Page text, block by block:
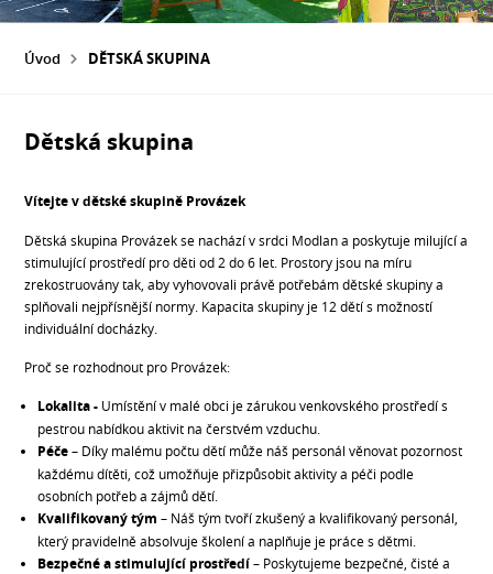
Úvod DĚTSKÁ SKUPINA
Dětská skupina
Vítejte v dětské skupině Provázek
Dětská skupina Provázek se nachází v srdci Modlan a poskytuje milující a
stimulující prostředí pro děti od 2 do 6 let. Prostory jsou na míru
zrekostruovány tak, aby vyhovovali právě potřebám dětské skupiny a
splňovali nejpřísnější normy. Kapacita skupiny je 12 dětí s možností
individuální docházky.
Proč se rozhodnout pro Provázek:
Lokalita - Umístění v malé obci je zárukou venkovského prostředí s
pestrou nabídkou aktivit na čerstvém vzduchu.
Péče– Díky malému počtu dětí může náš personál věnovat pozornost
každému dítěti, což umožňuje přizpůsobit aktivity a péči podle
osobních potřeb a zájmů dětí.
Kvalifikovaný tým – Náš tým tvoří zkušený a kvalifikovaný personál,
který pravidelně absolvuje školení a naplňuje je práce s dětmi.
Bezpečné a stimulující prostředí– Poskytujeme bezpečné, čisté a